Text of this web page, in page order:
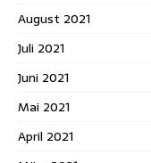
August 2021
Juli 2021
Juni 2021
Mai 2021
April 2021